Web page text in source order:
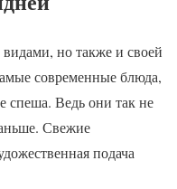
но также и своей
современные блюда,
спеша. Ведь они так не
Свежие
подача